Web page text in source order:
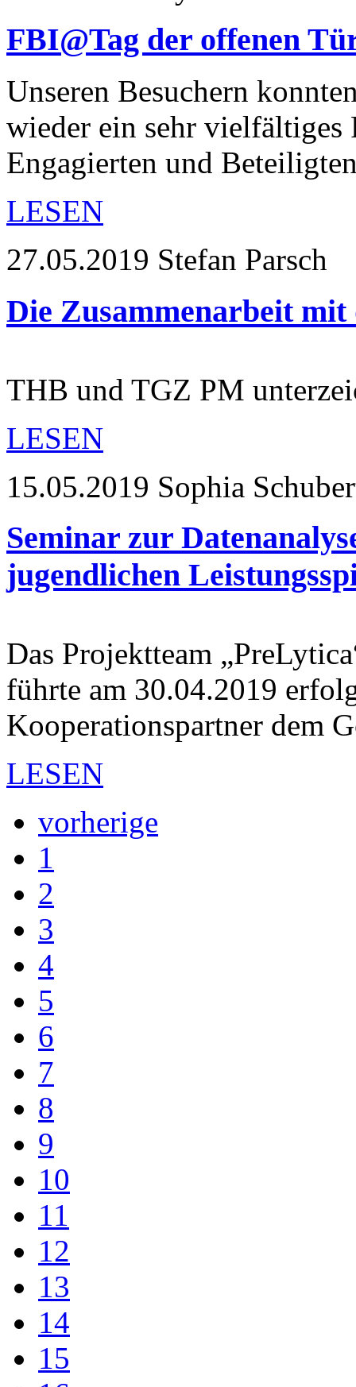
FBI@Tag der offenen
Unseren Besuchern
wieder ein sehr vielfältiges
Engagierten und
LESEN
27.05.2019 Stefan Parsch
Die Zusammenarbeit
THB und TGZ PM
LESEN
15.05.2019 Sophia
Seminar zur
jugendlichen
Das Projektteam
führte am 30.04.2019
Kooperationspartner dem
LESEN
vorherige
1
2
3
4
5
6
7
8
9
10
11
12
13
14
15